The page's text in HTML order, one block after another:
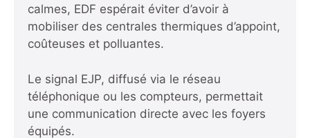
calmes, EDF espérait éviter d’avoir à
mobiliser des centrales thermiques d’appoint,
coûteuses et polluantes.
Le signal EJP, diffusé via le réseau
téléphonique ou les compteurs, permettait
une communication directe avec les foyers
équipés.